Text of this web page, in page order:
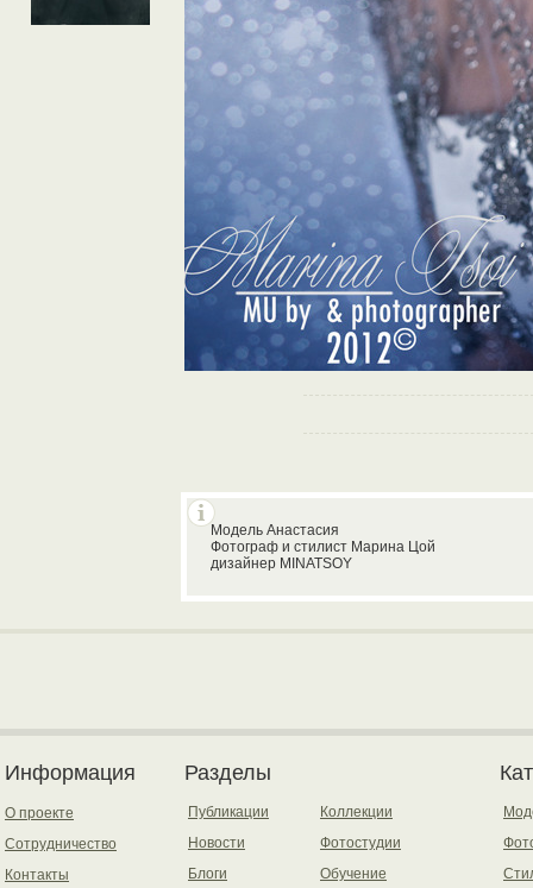
Модель Анастасия
Фотограф и стилист Марина Цой
дизайнер MINATSOY
Информация
О проекте
Сотрудничество
Контакты
Разделы
Публикации
Новости
Блоги
Коллекции
Фотостудии
Обучение